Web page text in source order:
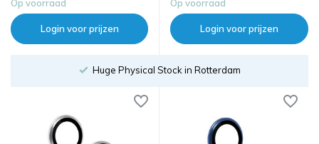
Op voorraad
Login voor prijzen
Op voorraad
Login voor prijzen
Huge Physical Stock in Rotterdam